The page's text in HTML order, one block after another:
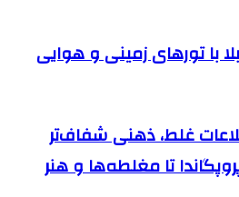
با تورهای زمینی و هوایی
غلط، ذهنی شفاف‌تر
تا مغلطه‌ها و هنر